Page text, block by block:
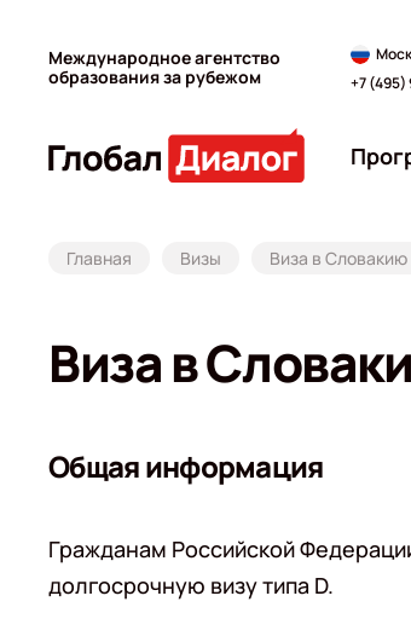
Международное агентство
образования за рубежом
+7 (495)
Главная Визы Виза в Словакию
Виза в
Общая информация
Гражданам Российской
долгосрочную визу типа D.